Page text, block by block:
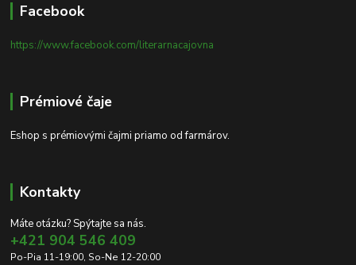
Facebook
https://www.facebook.com/literarnacajovna
Prémiové čaje
Eshop s prémiovými čajmi priamo od farmárov.
Kontakty
Máte otázku? Spýtajte sa nás.
+421 904 546 409
Po-Pia 11-19:00, So-Ne 12-20:00